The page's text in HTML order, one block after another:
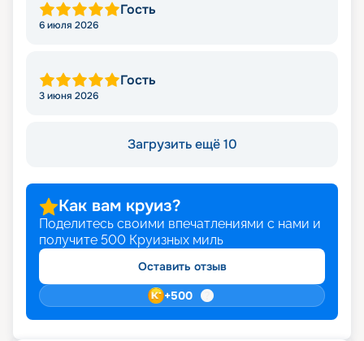
Гость
6 июля 2026
Гость
3 июня 2026
Загрузить ещё 10
Как вам круиз?
Поделитесь своими впечатлениями с нами и
получите 500 Круизных миль
Оставить отзыв
+500